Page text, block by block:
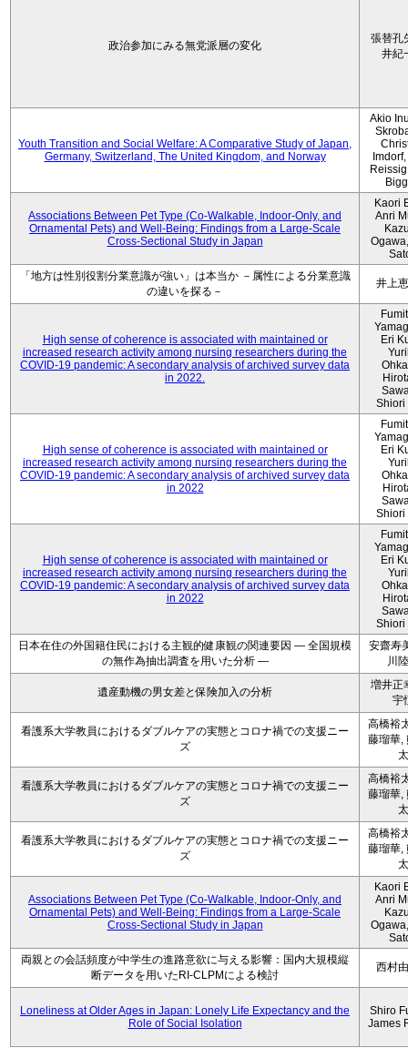
政治参加にみる無党派層の変化
張替孔
井紀
Youth Transition and Social Welfare: A Comparative Study of Japan,
Germany, Switzerland, The United Kingdom, and Norway
Akio
Associations Between Pet Type (Co-Walkable, Indoor-Only, and
Ornamental Pets) and Well-Being: Findings from a Large-Scale
Cross-Sectional Study in Japan
Kaori
Anri
「地方は性別役割分業意識が強い」は本当か －属性による分業意識
の違いを探る－
井上
High sense of coherence is associated with maintained or
increased research activity among nursing researchers during the
COVID-19 pandemic: A secondary analysis of archived survey data
in 2022.
Eri
Shiori
High sense of coherence is associated with maintained or
increased research activity among nursing researchers during the
COVID-19 pandemic: A secondary analysis of archived survey data
in 2022
Eri
Shiori
High sense of coherence is associated with maintained or
increased research activity among nursing researchers during the
COVID-19 pandemic: A secondary analysis of archived survey data
in 2022
Eri
Shiori
日本在住の外国籍住民における主観的健康観の関連要因 ― 全国規模
の無作為抽出調査を用いた分析 ―
安齋寿
川
遺産動機の男女差と保険加入の分析
増井正
宇
看護系大学教員におけるダブルケアの実態とコロナ禍での支援ニー
ズ
高橋裕
藤瑠華,
太
看護系大学教員におけるダブルケアの実態とコロナ禍での支援ニー
ズ
高橋裕
藤瑠華,
太
看護系大学教員におけるダブルケアの実態とコロナ禍での支援ニー
ズ
高橋裕
藤瑠華,
太
Associations Between Pet Type (Co-Walkable, Indoor-Only, and
Ornamental Pets) and Well-Being: Findings from a Large-Scale
Cross-Sectional Study in Japan
Kaori
Anri
両親との会話頻度が中学生の進路意欲に与える影響：国内大規模縦
断データを用いたRI-CLPMによる検討
西村
Loneliness at Older Ages in Japan: Lonely Life Expectancy and the
Role of Social Isolation
Shiro
James